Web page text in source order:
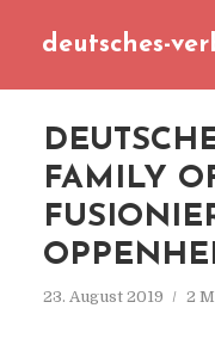
deutsches-
FAMILY
23. August 2019 2